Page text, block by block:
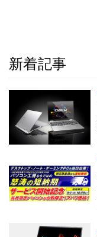
新着記事